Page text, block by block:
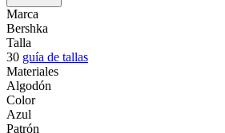
Marca
Bershka
Talla
30 guía de tallas
Materiales
Algodón
Color
Azul
Patrón